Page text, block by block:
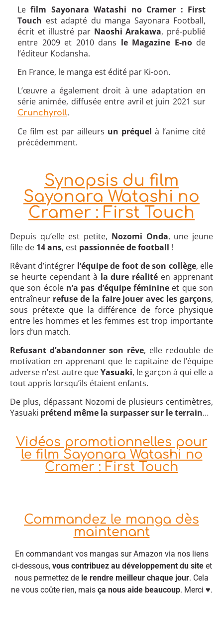
Lefilm Sayonara Watashi no Cramer : First
Touch est adapté du manga Sayonara Football,
écrit et illustré par Naoshi Arakawa, pré-publié
entre 2009 et 2010 dans le Magazine E-node
l’éditeur Kodansha.
En France, le manga est édité par Ki-oon.
L’œuvre a également droit à une adaptation en
série animée, diffusée entre avril et juin 2021 sur
Crunchyroll.
Ce film est par ailleurs un préquel à l’anime cité
précédemment.
Synopsis du film
Sayonara Watashi no
Cramer : First Touch
Depuis qu’elle est petite, Nozomi Onda, une jeune
fille de 14 ans, est passionnée de football !
Rêvant d’intégrer l’équipe de foot de son collège, elle
se heurte cependant à la dure réalité en apprenant
que son école n’a pas d’équipe féminine et que son
entraîneur refuse de la faire jouer avec les garçons,
sous prétexte que la différence de force physique
entre les hommes et les femmes est trop importante
lors d’un match.
Refusant d’abandonner son rêve, elle redouble de
motivation en apprenant que le capitaine de l’équipe
adverse n’est autre queYasuaki, le garçon à qui elle a
tout appris lorsqu’ils étaient enfants.
De plus, dépassant Nozomi de plusieurs centimètres,
Yasuaki prétend même la surpasser sur le terrain…
Vidéos promotionnelles pour
le film Sayonara Watashi no
Cramer : First Touch
Commandez le manga dès
maintenant
En commandant vos mangas sur Amazon via nos liens
ci-dessous, vous contribuez au développement du siteet
nous permettez de le rendre meilleur chaque jour. Cela
ne vous coûte rien, mais ça nous aide beaucoup. Merci ♥.